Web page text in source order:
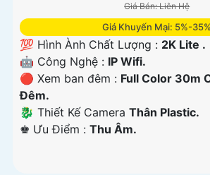
Giá Bán: Liên Hệ
Giá Khuyến Mại: 5%-35%
💯 Hình Ành Chất Lượng : 2K Lite .
🤖️ Công Nghệ : IP Wifi.
🔴 Xem ban đêm : Full Color 30m
Ðêm.
🐉️ Thiết Kế Camera Thân Plastic.
️♚ Ưu Điểm : Thu Âm.